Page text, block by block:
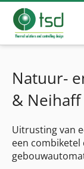
Natuur-
& Neihaff
Uitrusting van
een combiketel